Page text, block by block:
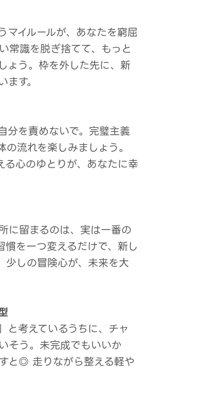
マイルールが、あなたを窮屈
常識を脱ぎ捨てて、もっと
ょう。枠を外した先に、新
す。
分を責めないで。完璧主義
流れを楽しみましょう。
る心のゆとりが、あなたに幸
に留まるのは、実は一番の
慣を一つ変えるだけで、新し
少しの冒険心が、未来を大
と考えているうちに、チャ
そう。未完成でもいいか
と◎ 走りながら整える軽や